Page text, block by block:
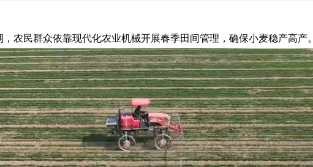
民群众依靠现代化农业机械开展春季田间管理，确保小麦稳产高产。